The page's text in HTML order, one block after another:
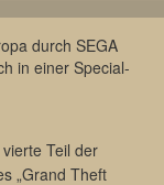
durch SEGA
in einer Special-
Teil der
„Grand Theft